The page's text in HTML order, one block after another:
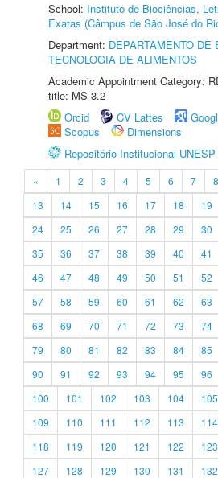
School: Instituto de Biociências,
Exatas (Câmpus de São José do
Department: DEPARTAMENTO DE
TECNOLOGIA DE ALIMENTOS
Academic Appointment Category:
title: MS-3.2
Orcid
CV Lattes
Scopus
Dimensions
Repositório Institucional UNESP
« 1 2 3 4 5 6 7 8
13
14 15 16 17 18 19
24
25 26 27 28 29 30
35
36 37 38 39 40 41
46
47 48 49 50 51 52
57
58 59 60 61 62 63
68
69 70 71 72 73 74
79
80 81 82 83 84 85
90
91 92 93 94 95 96
100
101 102 103 104 105
109
110 111 112 113 114
118
119 120 121 122 123
127
128 129 130 131 132